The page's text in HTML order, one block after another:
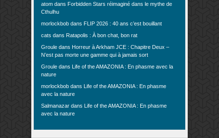
atom dans Forbidden Stars réimaginé dans le mythe de
Cthulhu
morlockbob dans FLIP 2026 : 40 ans c’est bouillant
cats dans Ratapolis : À bon chat, bon rat
Groule dans Horreur à Arkham JCE : Chapitre Deux –
N’est pas morte une gamme qui à jamais sort
Groule dans Life of the AMAZONIA : En phasme avec la
nature
morlockbob dans Life of the AMAZONIA : En phasme
avec la nature
Salmanazar dans Life of the AMAZONIA : En phasme
avec la nature